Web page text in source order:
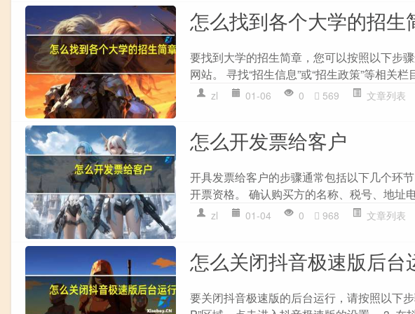
怎么找到各个大学的招生
要找到大学的招生简章，您可以按照以下步
网站。 寻找“招生信息”或“招生政策”等相关栏
zl 01-06 0 569 文章列表
怎么开发票给客户
开具发票给客户的步骤通常包括以下几个环
开票资格。 确认购买方的名称、税号、地址
zl 01-04 0 968 文章列表
怎么关闭抖音极速版后台
要关闭抖音极速版的后台运行，请按照以下